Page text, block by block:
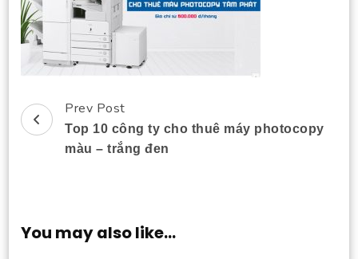
Post
Navigation
Prev Post
Top 10 công ty cho thuê máy photocopy
màu – trắng đen
You may also like...